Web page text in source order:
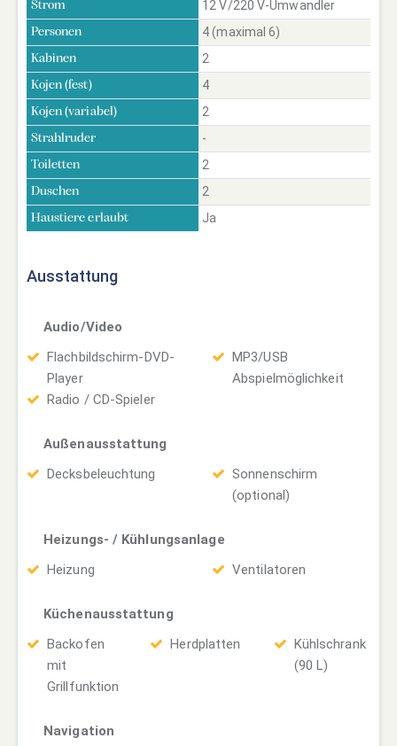
Strom 12 V/220 V-Umwandler
Personen 4 (maximal 6)
Kabinen 2
Kojen (fest) 4
Kojen (variabel) 2
Strahlruder -
Toiletten 2
Duschen 2
Haustiere erlaubt Ja
Ausstattung
Audio/Video
Flachbildschirm-DVD-
Player
MP3/USB
Abspielmöglichkeit
Radio / CD-Spieler
Außenausstattung
Decksbeleuchtung
Sonnenschirm
(optional)
Heizungs- / Kühlungsanlage
Heizung
Ventilatoren
Küchenausstattung
Backofen
mit
Grillfunktion
Herdplatten
Kühlschrank
(90 L)
Navigation